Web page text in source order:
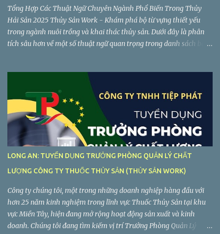
Tổng Hợp Các Thuật Ngữ Chuyên Ngành Phổ Biến Trong Thủy
Hải Sản 2025 Thủy Sản Work - Khám phá bộ từ vựng thiết yếu
trong ngành nuôi trồng và khai thác thủy sản. Dưới đây là phân
tích sâu hơn về một số thuật ngữ quan trọng trong danh sách bạn
LONG AN: TUYỂN DỤNG TRƯỞNG PHÒNG QUẢN LÝ CHẤT
LƯỢNG CÔNG TY THUỐC THỦY SẢN (THỦY SẢN WORK)
Công ty chúng tôi, một trong những doanh nghiệp hàng đầu với
hơn 25 năm kinh nghiệm trong lĩnh vực Thuốc Thủy Sản tại khu
vực Miền Tây, hiện đang mở rộng hoạt động sản xuất và kinh
doanh. Chúng tôi đang tìm kiếm vị trí Trưởng Phòng Quản Lý